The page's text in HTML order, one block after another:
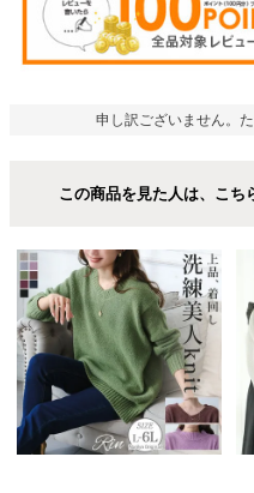
申し訳ございません。
この商品を見た人は、こち